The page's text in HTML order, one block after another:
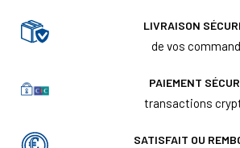
LIVRAISON
de vos
PAIEMENT
transactions
SATISFAIT OU